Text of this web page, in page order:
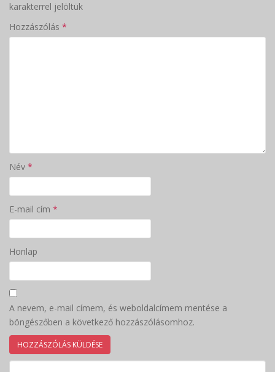
karakterrel jelöltük
Hozzászólás *
Név *
E-mail cím *
Honlap
A nevem, e-mail címem, és weboldalcímem mentése a
böngészőben a következő hozzászólásomhoz.